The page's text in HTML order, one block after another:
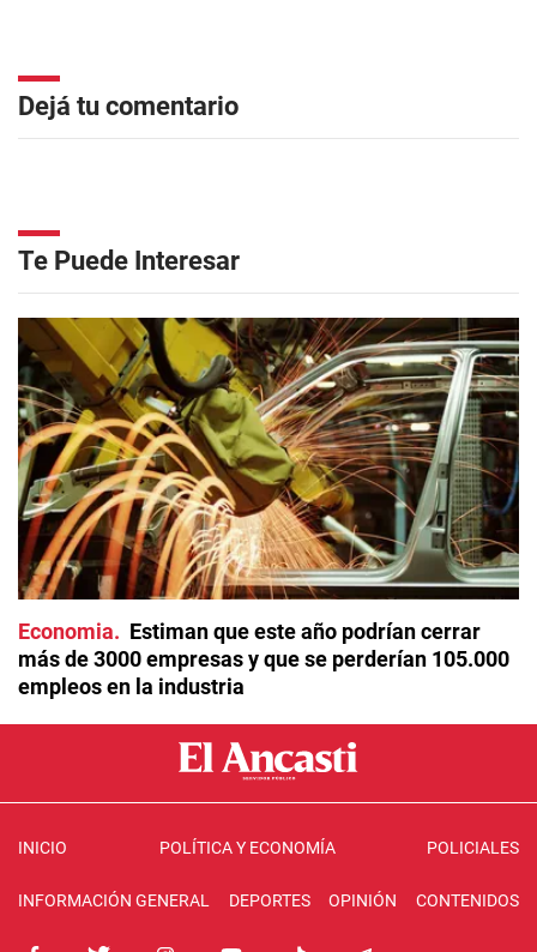
Dejá tu comentario
Te Puede Interesar
Economia
Estiman que este año podrían cerrar
más de 3000 empresas y que se perderían 105.000
empleos en la industria
INICIO POLÍTICA Y ECONOMÍA POLICIALES
INFORMACIÓN GENERAL DEPORTES OPINIÓN CONTENIDOS